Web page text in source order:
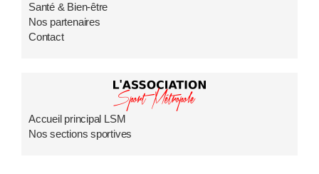
Santé & Bien-être
Nos partenaires
Contact
Accueil principal LSM
Nos sections sportives